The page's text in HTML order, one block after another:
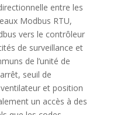
entre les
Modbus RTU,
vers le contrôleur
de surveillance et
de l’unité de
seuil de
et position
un accès à des